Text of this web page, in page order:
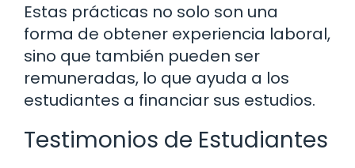
Estas prácticas no solo son una
forma de obtener experiencia laboral,
sino que también pueden ser
remuneradas, lo que ayuda a los
estudiantes a financiar sus estudios.
Testimonios de Estudiantes